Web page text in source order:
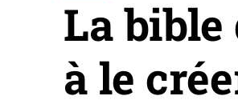
La bible
à le